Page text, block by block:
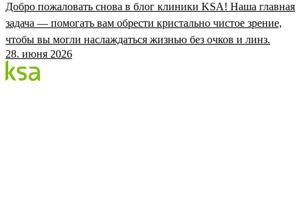
Добро пожаловать снова в блог клиники KSA! Наша главная
задача — помогать вам обрести кристально чистое зрение,
чтобы вы могли наслаждаться жизнью без очков и линз.
28. июня 2026